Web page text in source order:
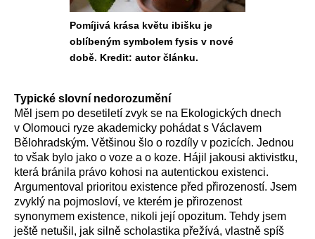
Pomíjivá krása květu ibišku je
oblíbeným symbolem fysis v nové
době. Kredit: autor článku.
Typické slovní nedorozumění
Měl jsem po desetiletí zvyk se na Ekologických dnech
v Olomouci ryze akademicky pohádat s Václavem
Bělohradským. Většinou šlo o rozdíly v pozicích. Jednou
to však bylo jako o voze a o koze. Hájil jakousi aktivistku,
která bránila právo kohosi na autentickou existenci.
Argumentoval prioritou existence před přirozeností. Jsem
zvyklý na pojmosloví, ve kterém je přirozenost
synonymem existence, nikoli její opozitum. Tehdy jsem
ještě netušil, jak silně scholastika přežívá, vlastně spíš